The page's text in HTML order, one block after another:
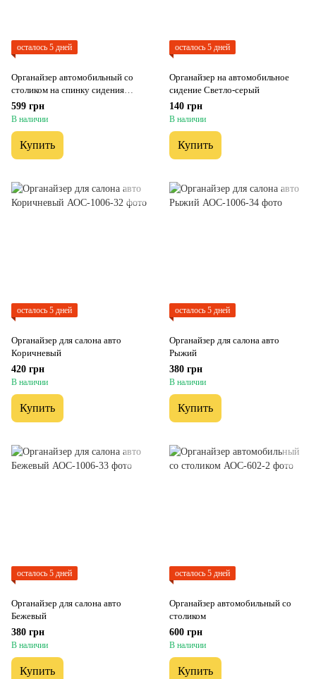
осталось 5 дней
Органайзер автомобильный со
столиком на спинку сидения
Коричневый
599 грн
В наличии
Купить
осталось 5 дней
Органайзер на автомобильное
сидение Светло-серый
140 грн
В наличии
Купить
осталось 5 дней
Органайзер для салона авто
Коричневый
420 грн
В наличии
Купить
осталось 5 дней
Органайзер для салона авто
Рыжий
380 грн
В наличии
Купить
осталось 5 дней
Органайзер для салона авто
Бежевый
380 грн
В наличии
Купить
осталось 5 дней
Органайзер автомобильный со
столиком
600 грн
В наличии
Купить